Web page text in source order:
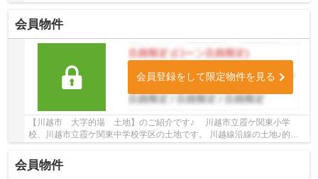
線の土地♪的場駅徒歩14分、霞ヶ関駅徒歩15...
会員物件
会員登録をして限定物件を見る
【川越市 大字的場 土地】のご紹介です♪ 川越市立霞ケ関東小学
校、川越市立霞ケ関東中学校学区の土地です。 川越線沿線の土地♪的場
会員物件